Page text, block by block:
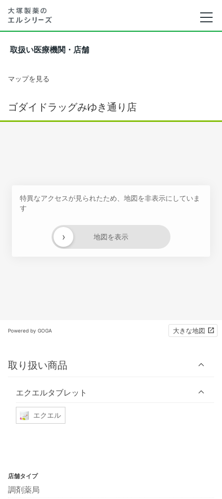
取扱い医療機関・店舗
マップを見る
ゴダイドラッグみゆき通り店
特異なアクセスが見られたため、地図を非表示にしていま
す
地図を表示
›
Powered by GOGA 大きな地図
取り扱い商品
エクエルタブレット
エクエル
店舗タイプ
調剤薬局